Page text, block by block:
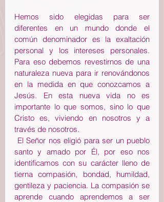
Hemos sido elegidas para ser
diferentes en un mundo donde el
común denominador es la exaltación
personal y los intereses personales.
Para eso debemos revestirnos de una
naturaleza nueva para ir renovándonos
en la medida en que conozcamos a
Jesús. En esta nueva vida no es
importante lo que somos, sino lo que
Cristo es, viviendo en nosotros y a
través de nosotros.
santo y amado por Él, por eso nos
identificamos con su carácter lleno de
tierna compasión, bondad, humildad,
gentileza y paciencia. La compasión se
aprende cuando aprendemos a ser